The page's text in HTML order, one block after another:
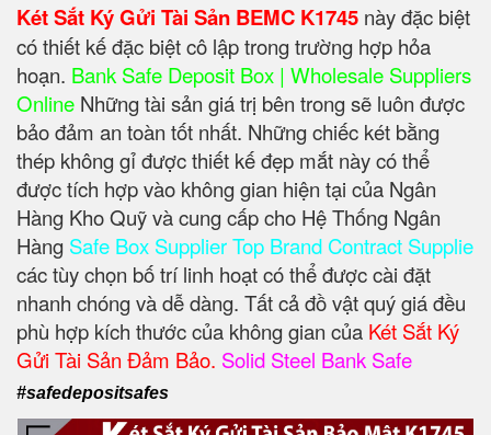
Két Sắt Ký Gửi Tài Sản BEMC K1745 này đặc biệt
có thiết kế đặc biệt cô lập trong trường hợp hỏa
hoạn. Bank Safe Deposit Box | Wholesale Suppliers
Online Những tài sản giá trị bên trong sẽ luôn được
bảo đảm an toàn tốt nhất. Những chiếc két bằng
thép không gỉ được thiết kế đẹp mắt này có thể
được tích hợp vào không gian hiện tại của Ngân
Hàng Kho Quỹ và cung cấp cho Hệ Thống Ngân
Hàng Safe Box Supplier Top Brand Contract Supplie
các tùy chọn bố trí linh hoạt có thể được cài đặt
nhanh chóng và dễ dàng. Tất cả đồ vật quý giá đều
phù hợp kích thước của không gian của Két Sắt Ký
Gửi Tài Sản Đảm Bảo. Solid Steel Bank Safe
#safedepositsafes